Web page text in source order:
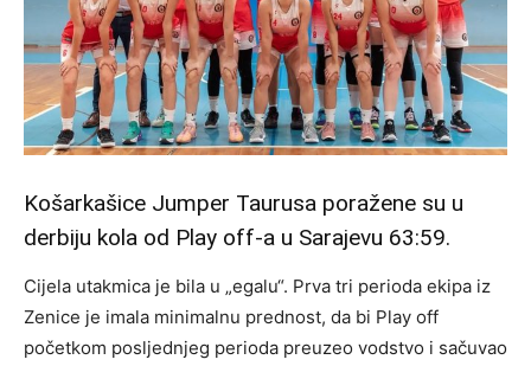
Košarkašice Jumper Taurusa poražene su u
derbiju kola od Play off-a u Sarajevu 63:59.
Cijela utakmica je bila u „egalu“. Prva tri perioda ekipa iz
Zenice je imala minimalnu prednost, da bi Play off
početkom posljednjeg perioda preuzeo vodstvo i sačuvao